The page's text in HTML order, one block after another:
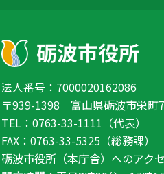
法人番号：7000020162086
〒939-1398 富山県砺波市栄町
TEL：0763-33-1111（代表）
FAX：0763-33-5325（総務課）
砺波市役所（本庁舎）へのアク